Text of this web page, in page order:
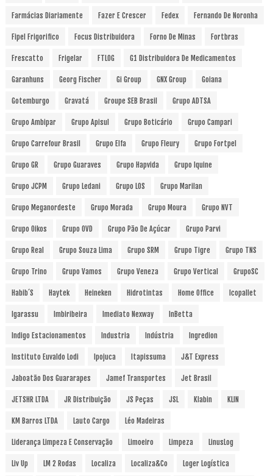
Farmácias Diariamente Fazer E Crescer Fedex Fernando De Noronha
Fipel Frigorifico Focus Distribuidora Forno De Minas Fortbras
Frescatto Frigelar FTLOG G1 Distribuidora De Medicamentos
Garanhuns Georg Fischer Gi Group GNX Group Goiana
Gotemburgo Gravatá Groupe SEB Brasil Grupo ADTSA
Grupo Ambipar Grupo Apisul Grupo Boticário Grupo Campari
Grupo Carrefour Brasil Grupo Elfa Grupo Fleury Grupo Fortpel
Grupo GR Grupo Guaraves Grupo Hapvida Grupo Iquine
Grupo JCPM Grupo Ledani Grupo LOS Grupo Marilan
Grupo Meganordeste Grupo Morada Grupo Moura Grupo NVT
Grupo Oikos Grupo OVD Grupo Pão De Açúcar Grupo Parvi
Grupo Real Grupo Souza Lima Grupo SRM Grupo Tigre Grupo TNS
Grupo Trino Grupo Vamos Grupo Veneza Grupo Vertical GrupoSC
Habib´s Haytek Heineken Hidrotintas Home Office Icopallet
Igarassu Imbiribeira Imediato Nexway InBetta
Indigo Estacionamentos Industria Indústria Ingredion
Instituto Euvaldo Lodi Ipojuca Itapissuma J&T Express
Jaboatão Dos Guararapes Jamef Transportes Jet Brasil
JETSHR LTDA JR Distribuição JS Peças JSL Klabin KLIN
KM Barros LTDA Lauto Cargo Léo Madeiras
Liderança Limpeza E Conservação Limoeiro Limpeza LinusLog
Liv Up LM 2 Rodas Localiza Localiza&Co Loger Logística